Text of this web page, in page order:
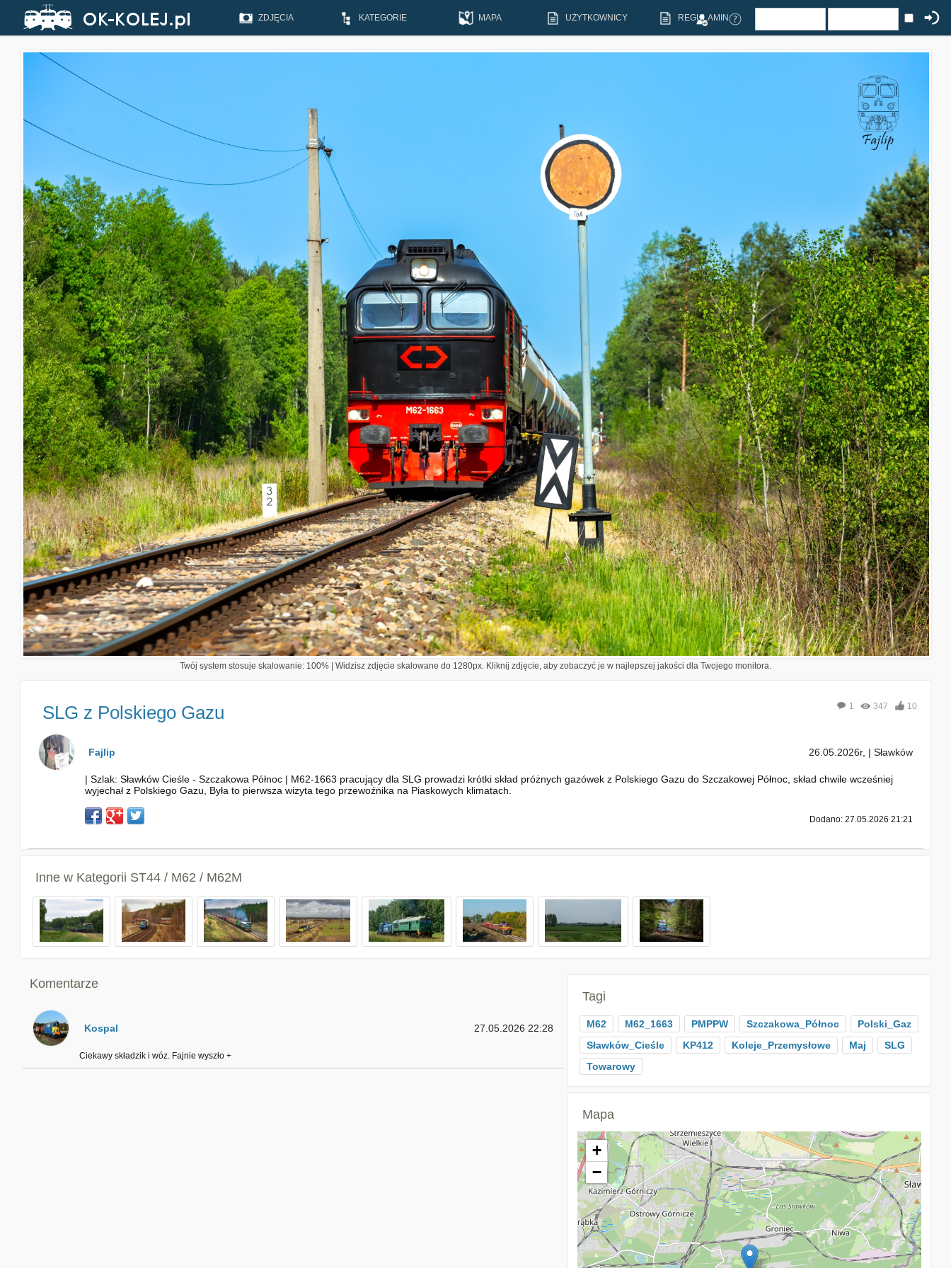
ZDJĘCIA KATEGORIE MAPA UŻYTKOWNICY REGULAMIN
Twój system stosuje skalowanie: 100% | Widzisz zdjęcie skalowane do 1280px. Kliknij zdjęcie, aby zobaczyć je w najlepszej jakości dla Twojego monitora.
SLG z Polskiego Gazu 1 347 10
Fajlip 26.05.2026r, | Sławków
| Szlak: Sławków Cieśle - Szczakowa Północ | M62-1663 pracujący dla SLG prowadzi krótki skład próżnych gazówek z Polskiego Gazu do Szczakowej Północ, skład chwile wcześniej
wyjechał z Polskiego Gazu, Była to pierwsza wizyta tego przewoźnika na Piaskowych klimatach.
Dodano: 27.05.2026 21:21
Inne w Kategorii ST44 / M62 / M62M
Komentarze
Kospal 27.05.2026 22:28
Ciekawy składzik i wóz. Fajnie wyszło +
Tagi
M62 M62_1663 PMPPW Szczakowa_Północ
Polski_Gaz
Sławków_Cieśle
KP412 Koleje_Przemysłowe Maj
SLG
Towarowy
Mapa
+
−